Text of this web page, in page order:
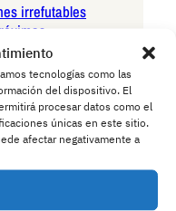
tecnologías como las
del dispositivo. El
procesar datos como el
únicas en este sitio.
afectar negativamente a
irrefutables
existencial:
para votar
las